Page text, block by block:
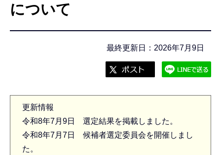
について
最終更新日：2026年7月9日
更新情報
令和8年7月9日 選定結果を掲載しました。
令和8年7月7日 候補者選定委員会を開催しまし
た。